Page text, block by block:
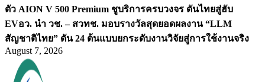
ตัว AION V 500 Premium ชูบริการครบวงจร ดันไทยสู่ฮับ
EVอว. นำ วช. – สวทช. มอบรางวัลสุดยอดผลงาน “LLM
สัญชาติไทย” ดัน 24 ต้นแบบยกระดับงานวิจัยสู่การใช้งานจริง
August 7, 2026